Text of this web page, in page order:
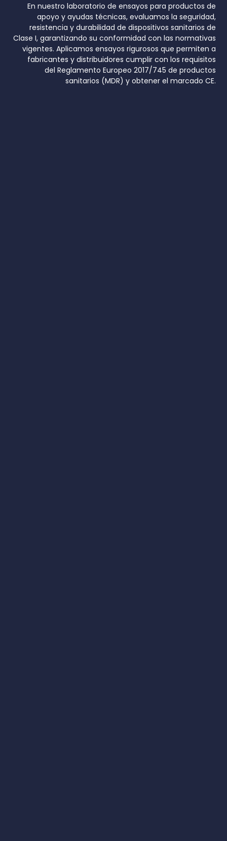
En nuestro laboratorio de ensayos para productos de
apoyo y ayudas técnicas, evaluamos la seguridad,
resistencia y durabilidad de dispositivos sanitarios de
Clase I, garantizando su conformidad con las normativas
vigentes. Aplicamos ensayos rigurosos que permiten a
fabricantes y distribuidores cumplir con los requisitos
del Reglamento Europeo 2017/745 de productos
sanitarios (MDR) y obtener el marcado CE.